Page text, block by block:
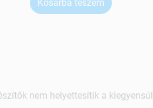
Kosárba teszem
nem helyettesítik a